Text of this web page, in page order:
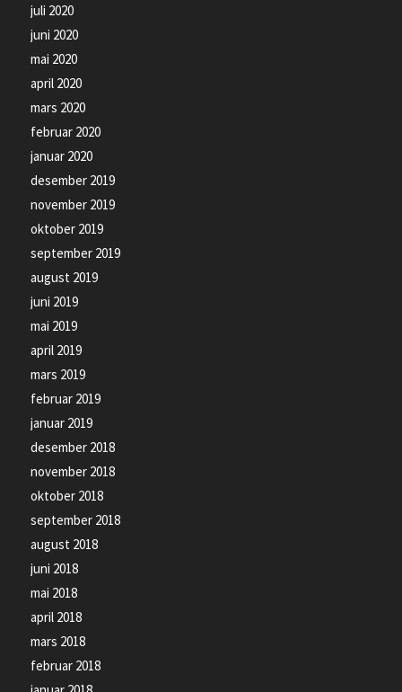
juli 2020
juni 2020
mai 2020
april 2020
mars 2020
februar 2020
januar 2020
desember 2019
november 2019
oktober 2019
september 2019
august 2019
juni 2019
mai 2019
april 2019
mars 2019
februar 2019
januar 2019
desember 2018
november 2018
oktober 2018
september 2018
august 2018
juni 2018
mai 2018
april 2018
mars 2018
februar 2018